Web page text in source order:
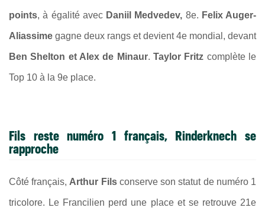
points, à égalité avec Daniil Medvedev, 8e. Felix Auger-
Aliassime gagne deux rangs et devient 4e mondial, devant
Ben Shelton et Alex de Minaur.Taylor Fritz complète le
Top 10 à la 9e place.
Fils reste numéro 1 français, Rinderknech se
rapproche
Côté français, Arthur Filsconserve son statut de numéro 1
tricolore. Le Francilien perd une place et se retrouve 21e